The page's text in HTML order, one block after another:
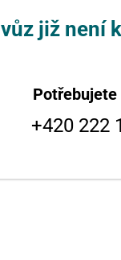
vůz již není
+420 222